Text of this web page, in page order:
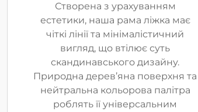
Створена з урахуванням
естетики, наша рама ліжка має
чіткі лінії та мінімалістичний
вигляд, що втілює суть
скандинавського дизайну.
Природна дерев’яна поверхня та
нейтральна кольорова палітра
роблять її універсальним